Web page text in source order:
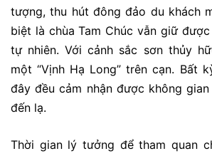
tượng, thu hút đông đảo du khách
biệt là chùa Tam Chúc vẫn giữ
tự nhiên. Với cảnh sắc sơn thủy
một “Vịnh Hạ Long” trên cạn. Bất
đây đều cảm nhận được không
đến lạ.
Thời gian lý tưởng để tham quan